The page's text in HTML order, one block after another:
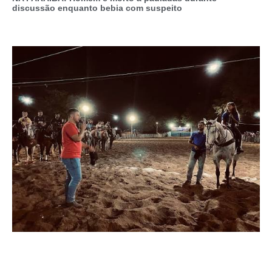
discussão enquanto bebia com suspeito